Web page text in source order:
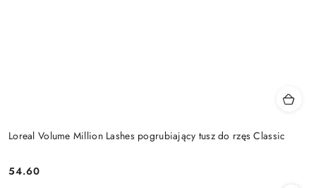
Loreal Volume Million Lashes pogrubiający tusz do rzęs Classic
Cena:
54.60